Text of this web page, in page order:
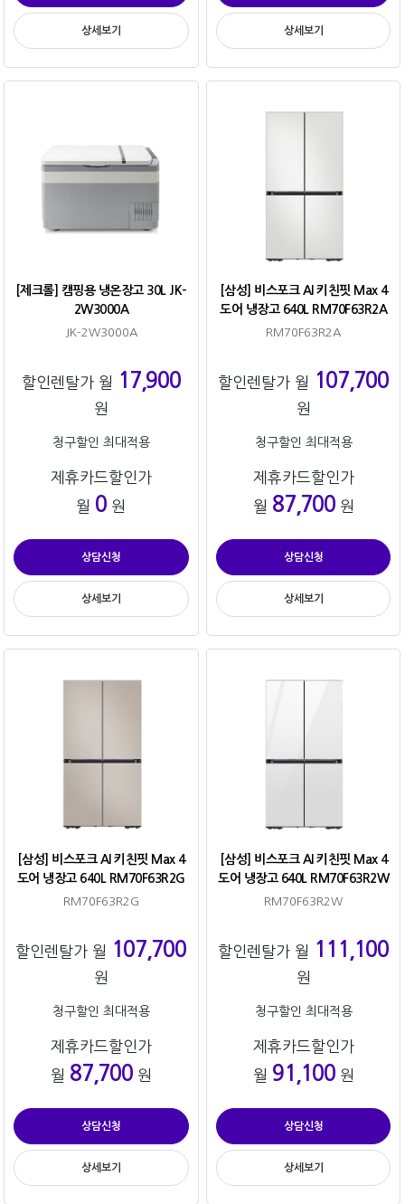
상세보기 상세보기
[제크롤] 캠핑용 냉온장고 30L JK-
2W3000A
JK-2W3000A
할인렌탈가 월 17,900
원
청구할인 최대적용
제휴카드할인가
월 0 원
상담신청
상세보기
[삼성] 비스포크 AI 키친핏 Max 4
도어 냉장고 640L RM70F63R2A
RM70F63R2A
할인렌탈가 월 107,700
원
청구할인 최대적용
제휴카드할인가
월 87,700원
상담신청
상세보기
[삼성] 비스포크 AI 키친핏 Max 4
도어 냉장고 640L RM70F63R2G
RM70F63R2G
할인렌탈가 월 107,700
원
청구할인 최대적용
제휴카드할인가
월 87,700원
상담신청
상세보기
[삼성] 비스포크 AI 키친핏 Max 4
도어 냉장고 640L RM70F63R2W
RM70F63R2W
할인렌탈가 월 111,100
원
청구할인 최대적용
제휴카드할인가
월 91,100원
상담신청
상세보기